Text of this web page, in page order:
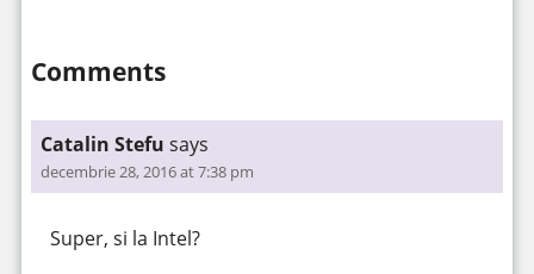
Comments
Catalin Stefu says
decembrie 28, 2016 at 7:38 pm
Super, si la Intel?